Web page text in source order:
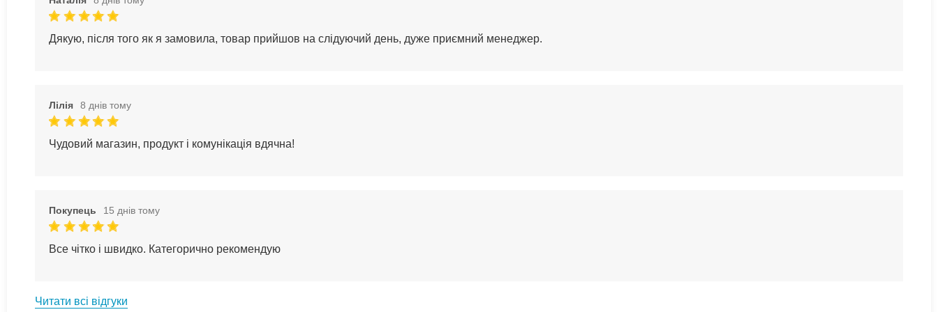
Дякую, після того як я замовила, товар прийшов на слідуючий день, дуже приємний менеджер.
Лілія 8 днів тому
Чудовий магазин, продукт і комунікація вдячна!
Покупець 15 днів тому
Все чітко і швидко. Категорично рекомендую
Читати всі відгуки